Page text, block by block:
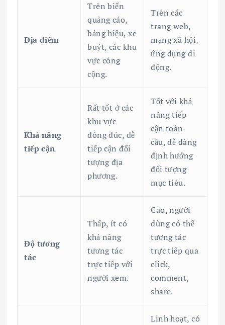
Địa điểm
Trên biển
quảng cáo,
bảng hiệu, xe
buýt, các khu
vực công
cộng.
Trên các
trang web,
mạng xã hội,
ứng dụng di
động.
Khả năng
tiếp cận
Rất tốt ở các
khu vực
đông đúc, dễ
tiếp cận đối
tượng địa
phương.
Tốt với khả
năng tiếp
cận toàn
cầu, dễ dàng
định hướng
đối tượng
mục tiêu.
Độ tương
tác
Thấp, ít có
khả năng
tương tác
trực tiếp với
người xem.
Cao, người
dùng có thể
tương tác
trực tiếp qua
click,
comment,
share.
Linh hoạt, có